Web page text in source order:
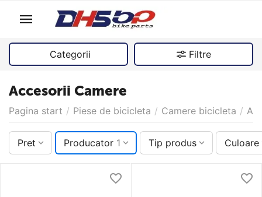
Categorii Filtre
Accesorii Camere
Pagina start / Piese de bicicleta / Camere bicicleta /
Pret Producator 1 Tip produs Culoare